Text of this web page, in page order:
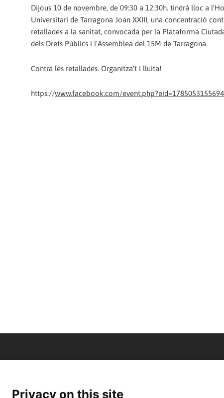
Dijous 10 de novembre, de 09:30 a 12:30h. tindrà lloc a
Universitari de Tarragona Joan XXIII, una concentració
retallades a la sanitat, convocada per la Plataforma
dels Drets Públics i l'Assemblea del 15M de Tarragona.
Contra les retallades. Organitza't i lluita!
https://www.facebook.com/
Privacy on this site